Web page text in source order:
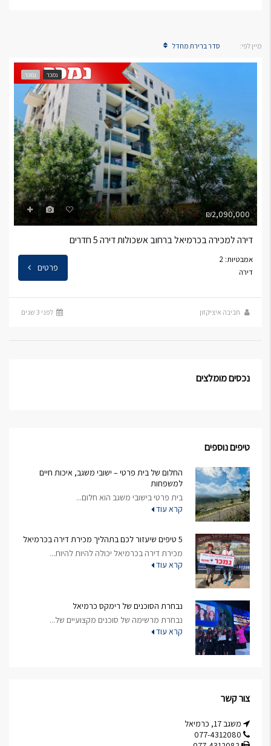
מיין לפי: סדר ברירת מחדל
נמכר נמכר
₪2,090,000
דירה למכירה בכרמיאל ברחוב אשכולות דירה 5 חדרים
אמבטיות: 2
דירה
פרטים
חביבה איציקזון לפני 3 שנים
נכסים מומלצים
טיפים נוספים
החלום של בית פרטי – ישובי משגב, איכות חיים
למשפחות
בית פרטי בישובי משגב הוא חלום...
קרא עוד
5 טיפים שיעזור לכם בתהליך מכירת דירה בכרמיאל
מכירת דירה בכרמיאל יכולה להיות להיות...
קרא עוד
נבחרת הסוכנים של רימקס כרמיאל
נבחרת מרשימה של סוכנים מקצועיים של...
קרא עוד
צור קשר
משגב 17, כרמיאל